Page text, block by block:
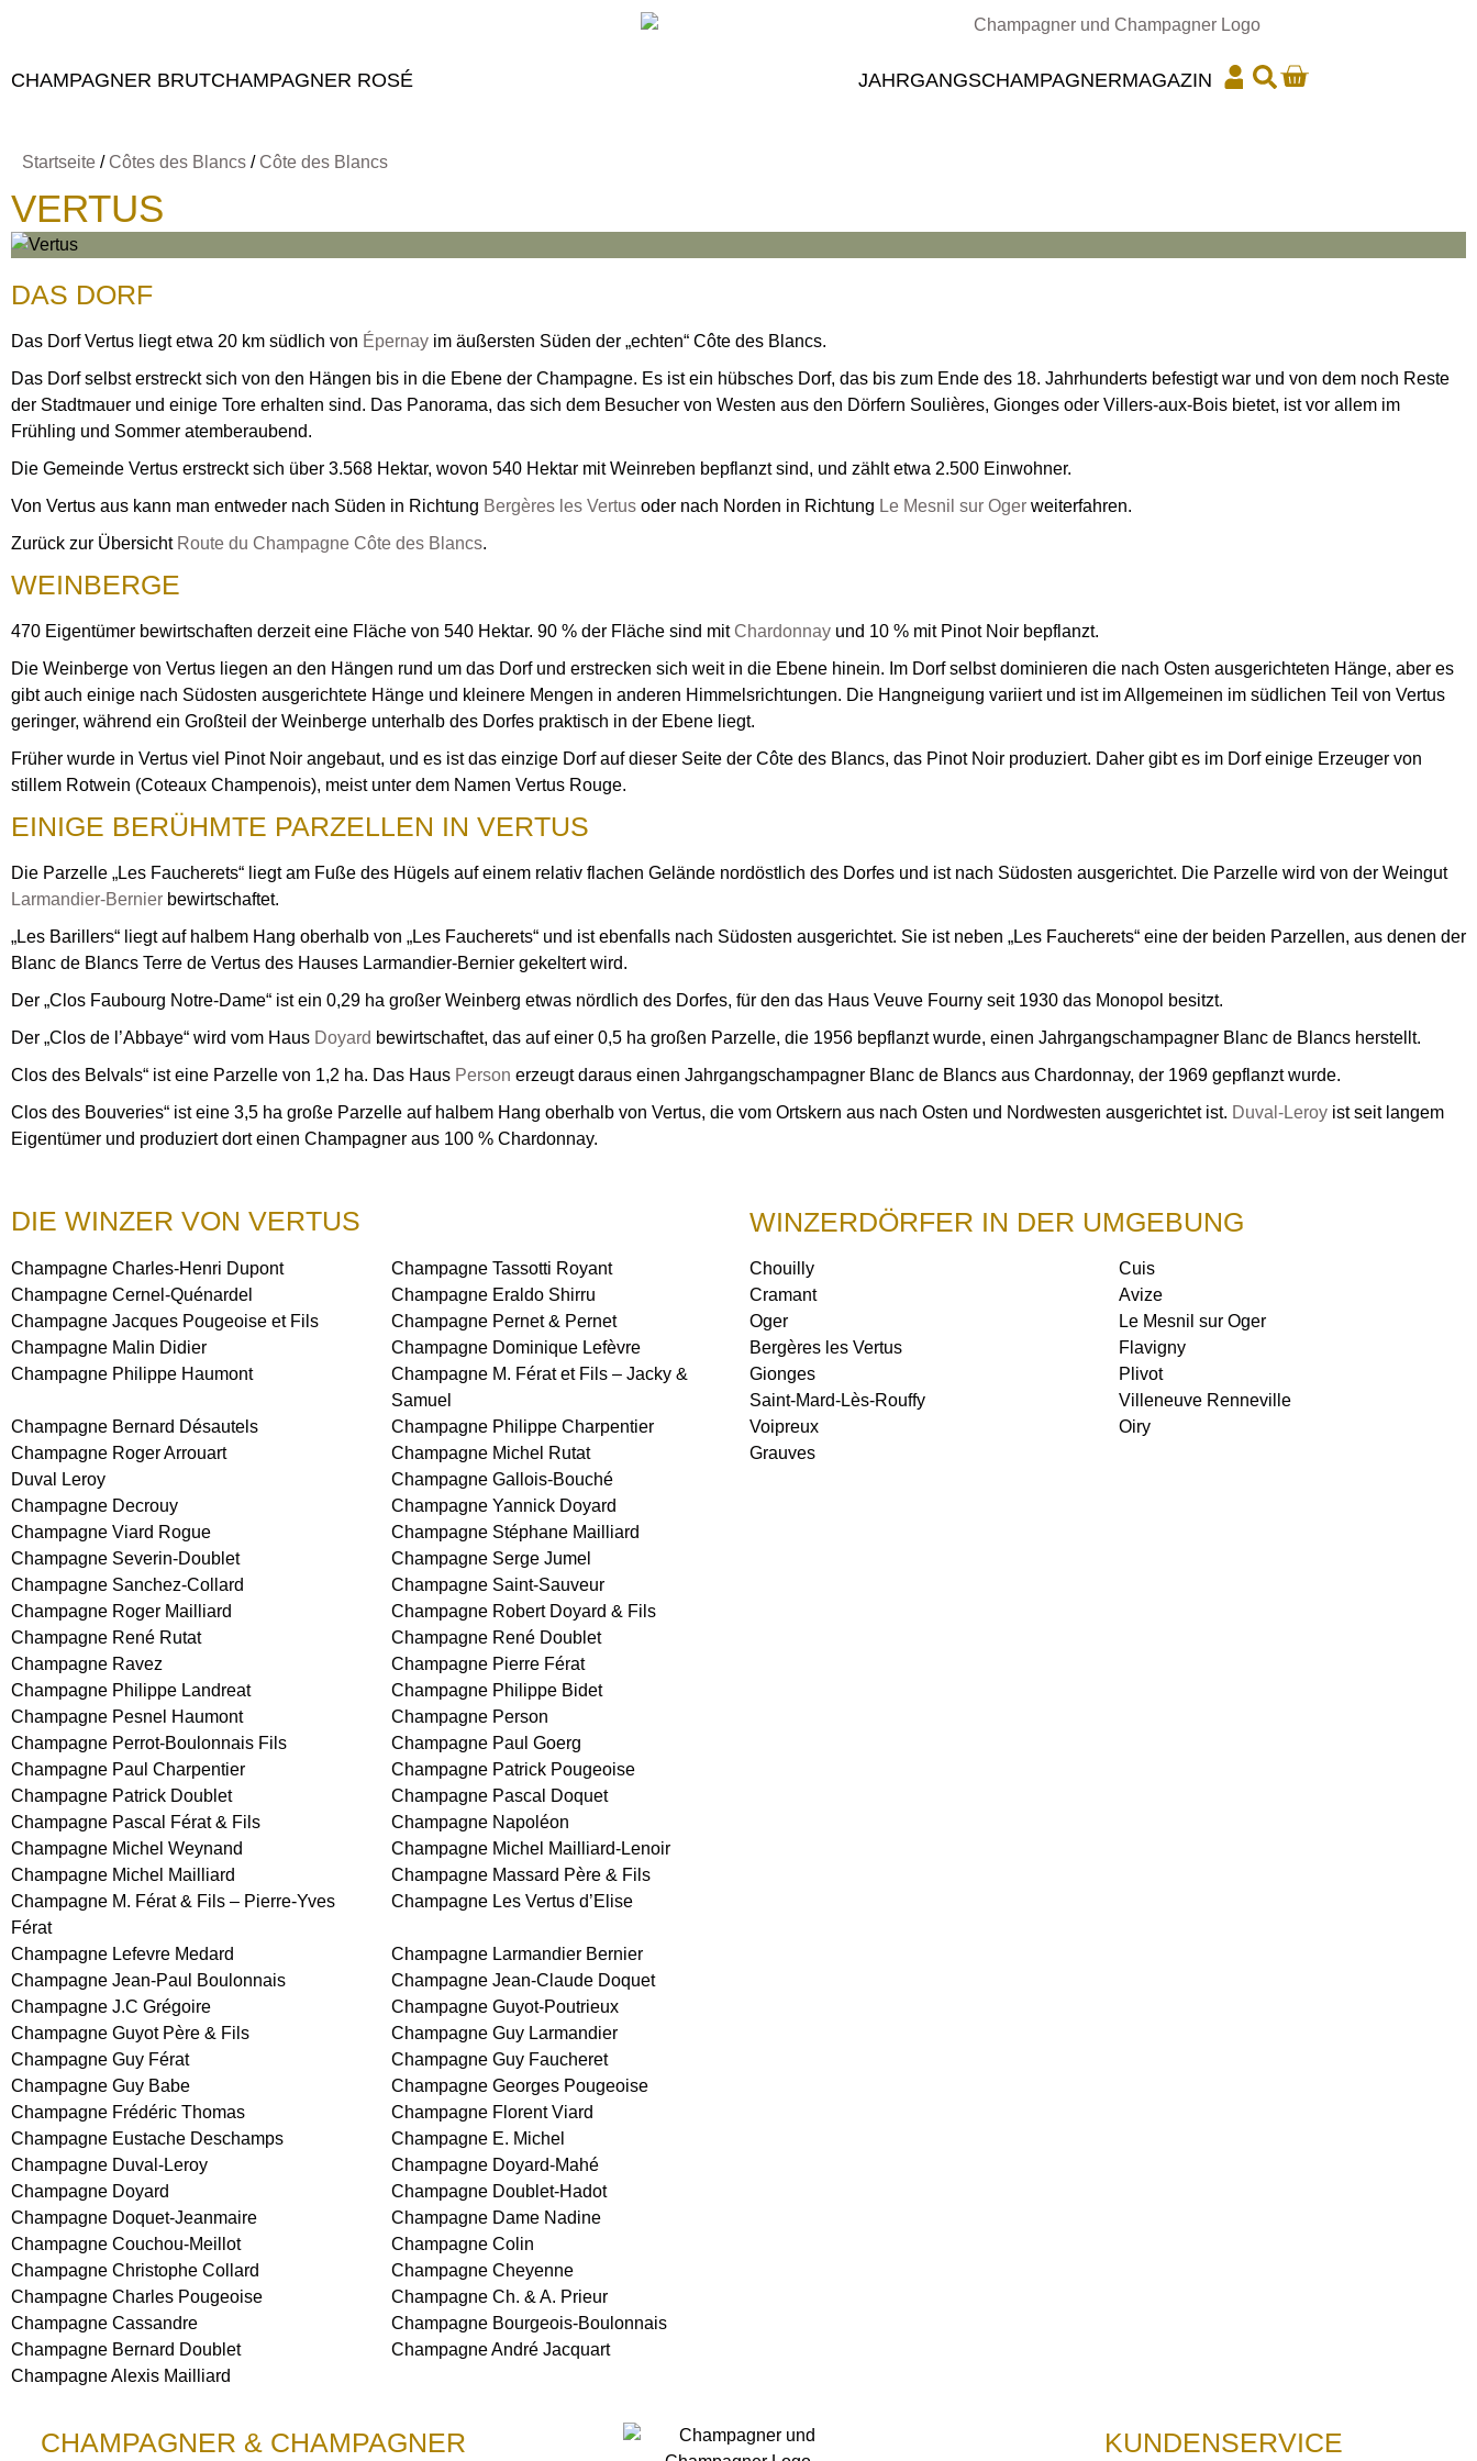
CHAMPAGNER BRUTCHAMPAGNER ROSÉ JAHRGANGSCHAMPAGNERMAGAZIN
Startseite /Côtes des Blancs /Côte des Blancs
VERTUS
DAS DORF
Das Dorf Vertus liegt etwa 20 km südlich von Épernay im äußersten Süden der „echten“ Côte des Blancs.
Das Dorf selbst erstreckt sich von den Hängen bis in die Ebene der Champagne. Es ist ein hübsches Dorf, das bis zum Ende des 18. Jahrhunderts befestigt war und von dem noch Reste
der Stadtmauer und einige Tore erhalten sind. Das Panorama, das sich dem Besucher von Westen aus den Dörfern Soulières, Gionges oder Villers-aux-Bois bietet, ist vor allem im
Frühling und Sommer atemberaubend.
Die Gemeinde Vertus erstreckt sich über 3.568 Hektar, wovon 540 Hektar mit Weinreben bepflanzt sind, und zählt etwa 2.500 Einwohner.
Von Vertus aus kann man entweder nach Süden in Richtung Bergères les Vertus oder nach Norden in Richtung Le Mesnil sur Oger weiterfahren.
Zurück zur Übersicht Route du Champagne Côte des Blancs.
WEINBERGE
470 Eigentümer bewirtschaften derzeit eine Fläche von 540 Hektar. 90 % der Fläche sind mitChardonnay und 10 % mit Pinot Noir bepflanzt.
Die Weinberge von Vertus liegen an den Hängen rund um das Dorf und erstrecken sich weit in die Ebene hinein. Im Dorf selbst dominieren die nach Osten ausgerichteten Hänge, aber es
gibt auch einige nach Südosten ausgerichtete Hänge und kleinere Mengen in anderen Himmelsrichtungen. Die Hangneigung variiert und ist im Allgemeinen im südlichen Teil von Vertus
geringer, während ein Großteil der Weinberge unterhalb des Dorfes praktisch in der Ebene liegt.
Früher wurde in Vertus viel Pinot Noir angebaut, und es ist das einzige Dorf auf dieser Seite der Côte des Blancs, das Pinot Noir produziert. Daher gibt es im Dorf einige Erzeuger von
stillem Rotwein (Coteaux Champenois), meist unter dem Namen Vertus Rouge.
EINIGE BERÜHMTE PARZELLEN IN VERTUS
Die Parzelle „Les Faucherets“ liegt am Fuße des Hügels auf einem relativ flachen Gelände nordöstlich des Dorfes und ist nach Südosten ausgerichtet. Die Parzelle wird von der Weingut
Larmandier-Bernier bewirtschaftet.
„Les Barillers“ liegt auf halbem Hang oberhalb von „Les Faucherets“ und ist ebenfalls nach Südosten ausgerichtet. Sie ist neben „Les Faucherets“ eine der beiden Parzellen, aus denen der
Blanc de Blancs Terre de Vertus des Hauses Larmandier-Bernier gekeltert wird.
Der „Clos Faubourg Notre-Dame“ ist ein 0,29 ha großer Weinberg etwas nördlich des Dorfes, für den das Haus Veuve Fourny seit 1930 das Monopol besitzt.
Der „Clos de l’Abbaye“ wird vom Haus Doyard bewirtschaftet, das auf einer 0,5 ha großen Parzelle, die 1956 bepflanzt wurde, einen Jahrgangschampagner Blanc de Blancs herstellt.
Clos des Belvals“ ist eine Parzelle von 1,2 ha. Das Haus Person erzeugt daraus einen Jahrgangschampagner Blanc de Blancs aus Chardonnay, der 1969 gepflanzt wurde.
Clos des Bouveries“ ist eine 3,5 ha große Parzelle auf halbem Hang oberhalb von Vertus, die vom Ortskern aus nach Osten und Nordwesten ausgerichtet ist. Duval-Leroy ist seit langem
Eigentümer und produziert dort einen Champagner aus 100 % Chardonnay.
DIE WINZER VON VERTUS
Champagne Charles-Henri Dupont
Champagne Tassotti Royant
Champagne Cernel-Quénardel
Champagne Eraldo Shirru
Champagne Jacques Pougeoise et Fils
Champagne Pernet & Pernet
Champagne Malin Didier
Champagne Dominique Lefèvre
Champagne Philippe Haumont
Champagne M. Férat et Fils – Jacky &
Samuel
Champagne Bernard Désautels
Champagne Philippe Charpentier
Champagne Roger Arrouart
Champagne Michel Rutat
Duval Leroy
Champagne Gallois-Bouché
Champagne Decrouy
Champagne Yannick Doyard
Champagne Viard Rogue
Champagne Stéphane Mailliard
Champagne Severin-Doublet
Champagne Serge Jumel
Champagne Sanchez-Collard
Champagne Saint-Sauveur
Champagne Roger Mailliard
Champagne Robert Doyard & Fils
Champagne René Rutat
Champagne René Doublet
Champagne Ravez
Champagne Pierre Férat
Champagne Philippe Landreat
Champagne Philippe Bidet
Champagne Pesnel Haumont
Champagne Person
Champagne Perrot-Boulonnais Fils
Champagne Paul Goerg
Champagne Paul Charpentier
Champagne Patrick Pougeoise
Champagne Patrick Doublet
Champagne Pascal Doquet
Champagne Pascal Férat & Fils
Champagne Napoléon
Champagne Michel Weynand
Champagne Michel Mailliard-Lenoir
Champagne Michel Mailliard
Champagne Massard Père & Fils
Champagne M. Férat & Fils – Pierre-Yves
Férat
Champagne Les Vertus d’Elise
Champagne Lefevre Medard
Champagne Larmandier Bernier
Champagne Jean-Paul Boulonnais
Champagne Jean-Claude Doquet
Champagne J.C Grégoire
Champagne Guyot-Poutrieux
Champagne Guyot Père & Fils
Champagne Guy Larmandier
Champagne Guy Férat
Champagne Guy Faucheret
Champagne Guy Babe
Champagne Georges Pougeoise
Champagne Frédéric Thomas
Champagne Florent Viard
Champagne Eustache Deschamps
Champagne E. Michel
Champagne Duval-Leroy
Champagne Doyard-Mahé
Champagne Doyard
Champagne Doublet-Hadot
Champagne Doquet-Jeanmaire
Champagne Dame Nadine
Champagne Couchou-Meillot
Champagne Colin
Champagne Christophe Collard
Champagne Cheyenne
Champagne Charles Pougeoise
Champagne Ch. & A. Prieur
Champagne Cassandre
Champagne Bourgeois-Boulonnais
Champagne Bernard Doublet
Champagne André Jacquart
Champagne Alexis Mailliard
WINZERDÖRFER IN DER UMGEBUNG
Chouilly
Cuis
Cramant
Avize
Oger
Le Mesnil sur Oger
Bergères les Vertus
Flavigny
Gionges
Plivot
Saint-Mard-Lès-Rouffy
Villeneuve Renneville
Voipreux
Oiry
Grauves
CHAMPAGNER & CHAMPAGNER KUNDENSERVICE